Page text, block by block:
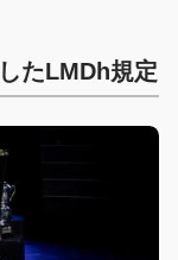
たLMDh規定